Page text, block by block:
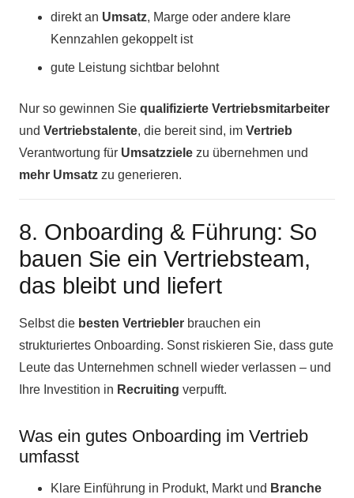
direkt an Umsatz, Marge oder andere klare
Kennzahlen gekoppelt ist
gute Leistung sichtbar belohnt
Nur so gewinnen Sie qualifizierte Vertriebsmitarbeiter
und Vertriebstalente, die bereit sind, im Vertrieb
Verantwortung für Umsatzziele zu übernehmen und
mehr Umsatz zu generieren.
8. Onboarding & Führung: So
bauen Sie ein Vertriebsteam,
das bleibt und liefert
Selbst die besten Vertriebler brauchen ein
strukturiertes Onboarding. Sonst riskieren Sie, dass gute
Leute das Unternehmen schnell wieder verlassen – und
Ihre Investition in Recruiting verpufft.
Was ein gutes Onboarding im Vertrieb
umfasst
Klare Einführung in Produkt, Markt und Branche